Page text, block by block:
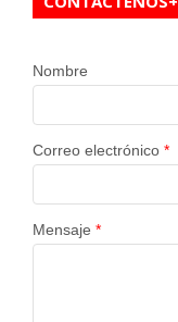
Nombre
Correo electrónico *
Mensaje *